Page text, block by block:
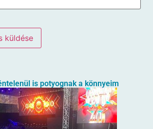
is potyognak a könnyeim